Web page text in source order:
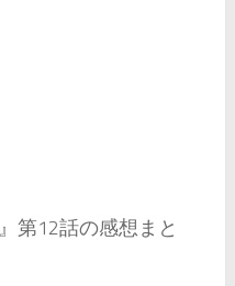
第12話の感想まと